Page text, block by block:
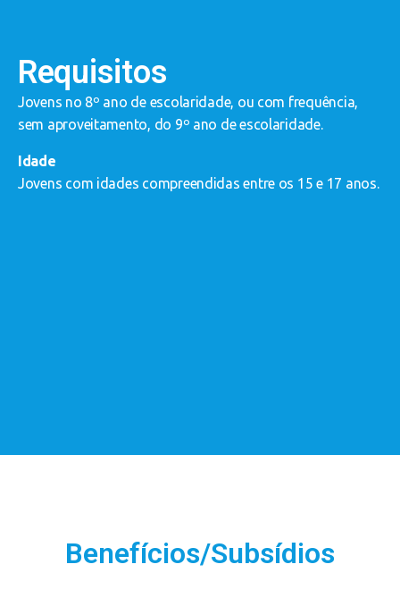
Requisitos
Jovens no 8º ano de escolaridade, ou com frequência,
sem aproveitamento, do 9º ano de escolaridade.
Idade
Jovens com idades compreendidas entre os 15 e 17 anos.
Benefícios/Subsídios